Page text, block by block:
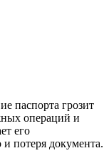
паспорта грозит
операций и
его
потеря документа.